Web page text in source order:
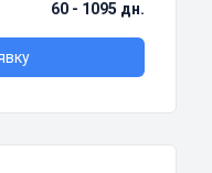
60 - 1095 дн.